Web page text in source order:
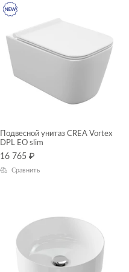
Подвесной унитаз CREA Vortex
DPL EO slim
16 765 ₽
Сравнить